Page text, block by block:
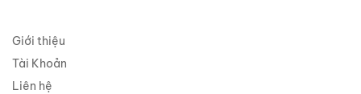
Giới thiệu
Tài Khoản
Liên hệ